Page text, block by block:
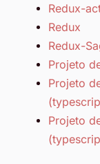
Redux-
Redux
Redux-
Projeto
Projeto
Projeto